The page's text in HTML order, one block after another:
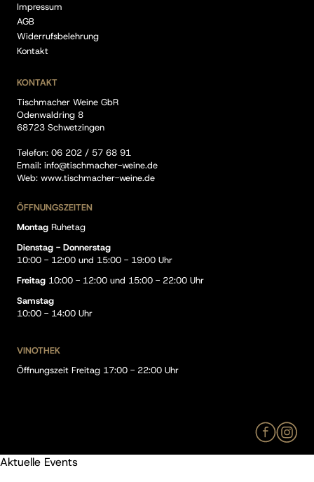
Impressum
AGB
Widerrufsbelehrung
Kontakt
KONTAKT
Tischmacher Weine GbR
Odenwaldring 8
68723 Schwetzingen
Telefon: 06 202 / 57 68 91
Email: info@tischmacher-weine.de
Web: www.tischmacher-weine.de
ÖFFNUNGSZEITEN
Montag Ruhetag
Dienstag - Donnerstag
10:00 - 12:00 und 15:00 - 19:00 Uhr
Freitag 10:00 - 12:00 und 15:00 - 22:00 Uhr
Samstag
10:00 - 14:00 Uhr
VINOTHEK
Öffnungszeit Freitag 17:00 - 22:00 Uhr
Aktuelle Events